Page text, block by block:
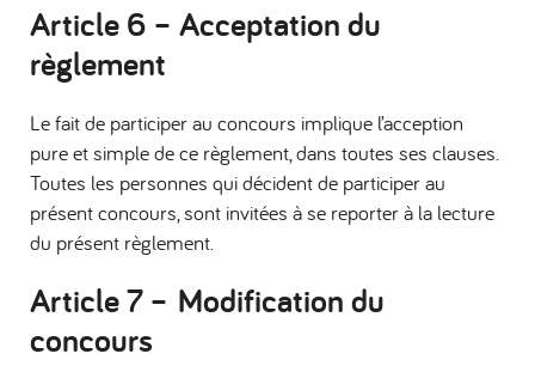
Article 6 – Acceptation du
règlement
Le fait de participer au concours implique l’acception
pure et simple de ce règlement, dans toutes ses clauses.
Toutes les personnes qui décident de participer au
présent concours, sont invitées à se reporter à la lecture
du présent règlement.
Article 7 – Modification du
concours